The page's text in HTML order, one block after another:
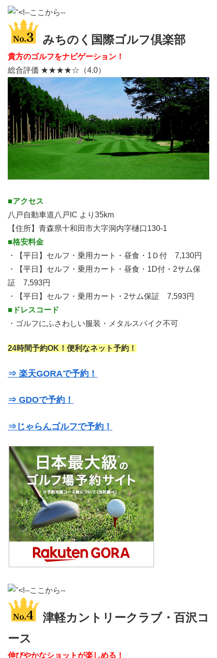
みちのく国際ゴルフ倶楽部
貴方のゴルフをナビゲーション！
総合評価 ★★★★☆（4.0）
■アクセス
八戸自動車道八戸IC より35km
【住所】青森県十和田市大字洞内字樋口130-1
■格安料金
・【平日】セルフ・乗用カート・昼食・1Ｄ付 7,130円
・【平日】セルフ・乗用カート・昼食・1D付・2サム保
証 7,593円
・【平日】セルフ・乗用カート・2サム保証 7,593円
■ドレスコード
・ゴルフにふさわしい服装・メタルスパイク不可
24時間予約OK！便利なネット予約！
⇒ 楽天GORAで予約！
⇒ GDOで予約！
⇒じゃらんゴルフで予約！
津軽カントリークラブ・百沢コ
ース
伸びやかなショットが楽しめる！